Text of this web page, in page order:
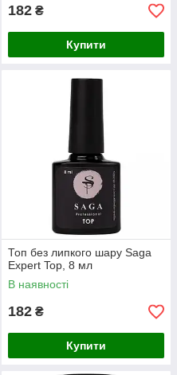
182 ₴
Купити
Топ без липкого шару Saga
Expert Top, 8 мл
В наявності
182 ₴
Купити